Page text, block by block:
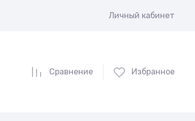
Личный кабинет
Сравнение Избранное